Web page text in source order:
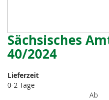
Sächsisches
40/2024
Lieferzeit
0-2 Tage
Ab
Zum
Anfang
der
springen